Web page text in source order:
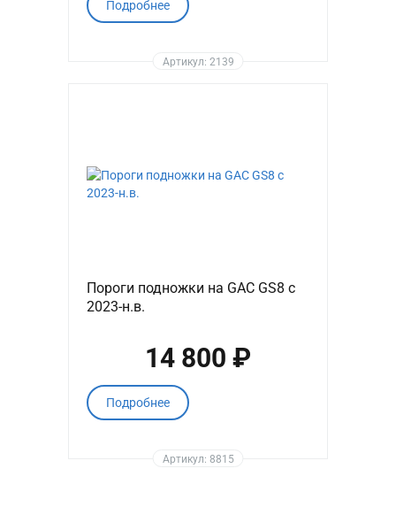
Подробнее
Артикул: 2139
Пороги подножки на GAC GS8 с
2023-н.в.
14 800 ₽
Подробнее
Артикул: 8815